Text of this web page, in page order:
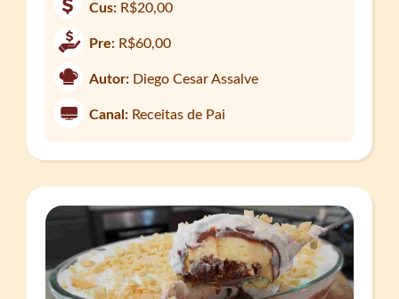
Cus: R$20,00
Pre: R$60,00
Autor: Diego Cesar Assalve
Canal: Receitas de Pai